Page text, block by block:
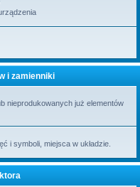
i zamienniki
nieprodukowanych już elementów
i symboli, miejsca w układzie.